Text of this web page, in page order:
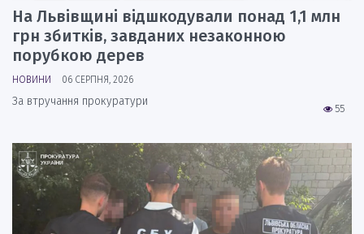
На Львівщині відшкодували понад 1,1 млн
грн збитків, завданих незаконною
порубкою дерев
НОВИНИ 06 СЕРПНЯ, 2026
55
За втручання прокуратури